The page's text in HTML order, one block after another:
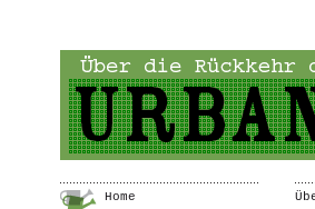
Home